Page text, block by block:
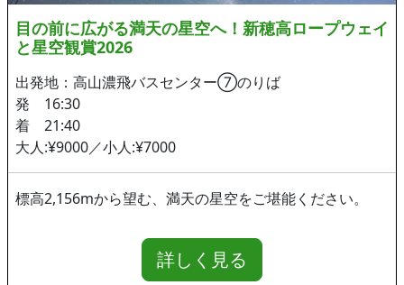
目の前に広がる満天の星空へ！新穂高ロープウェイ
と星空観賞2026
出発地：高山濃飛バスセンター⑦のりば
発 16:30
着 21:40
大人:¥9000／小人:¥7000
標高2,156mから望む、満天の星空をご堪能ください。
詳しく見る